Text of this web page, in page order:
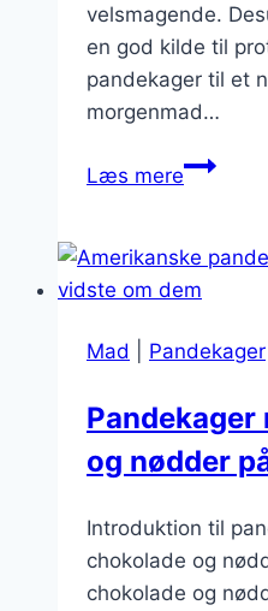
velsmagende.
en god kilde til
pandekager til et
morgenmad…
Læs mere
yoghurt
til
Mad
Pandekager
Pandekager
og nødder
Introduktion til
chokolade og
chokolade og